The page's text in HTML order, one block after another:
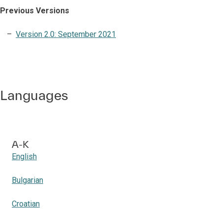
Previous Versions
Version 2.0: September 2021
Languages
A-K
English
Bulgarian
Croatian